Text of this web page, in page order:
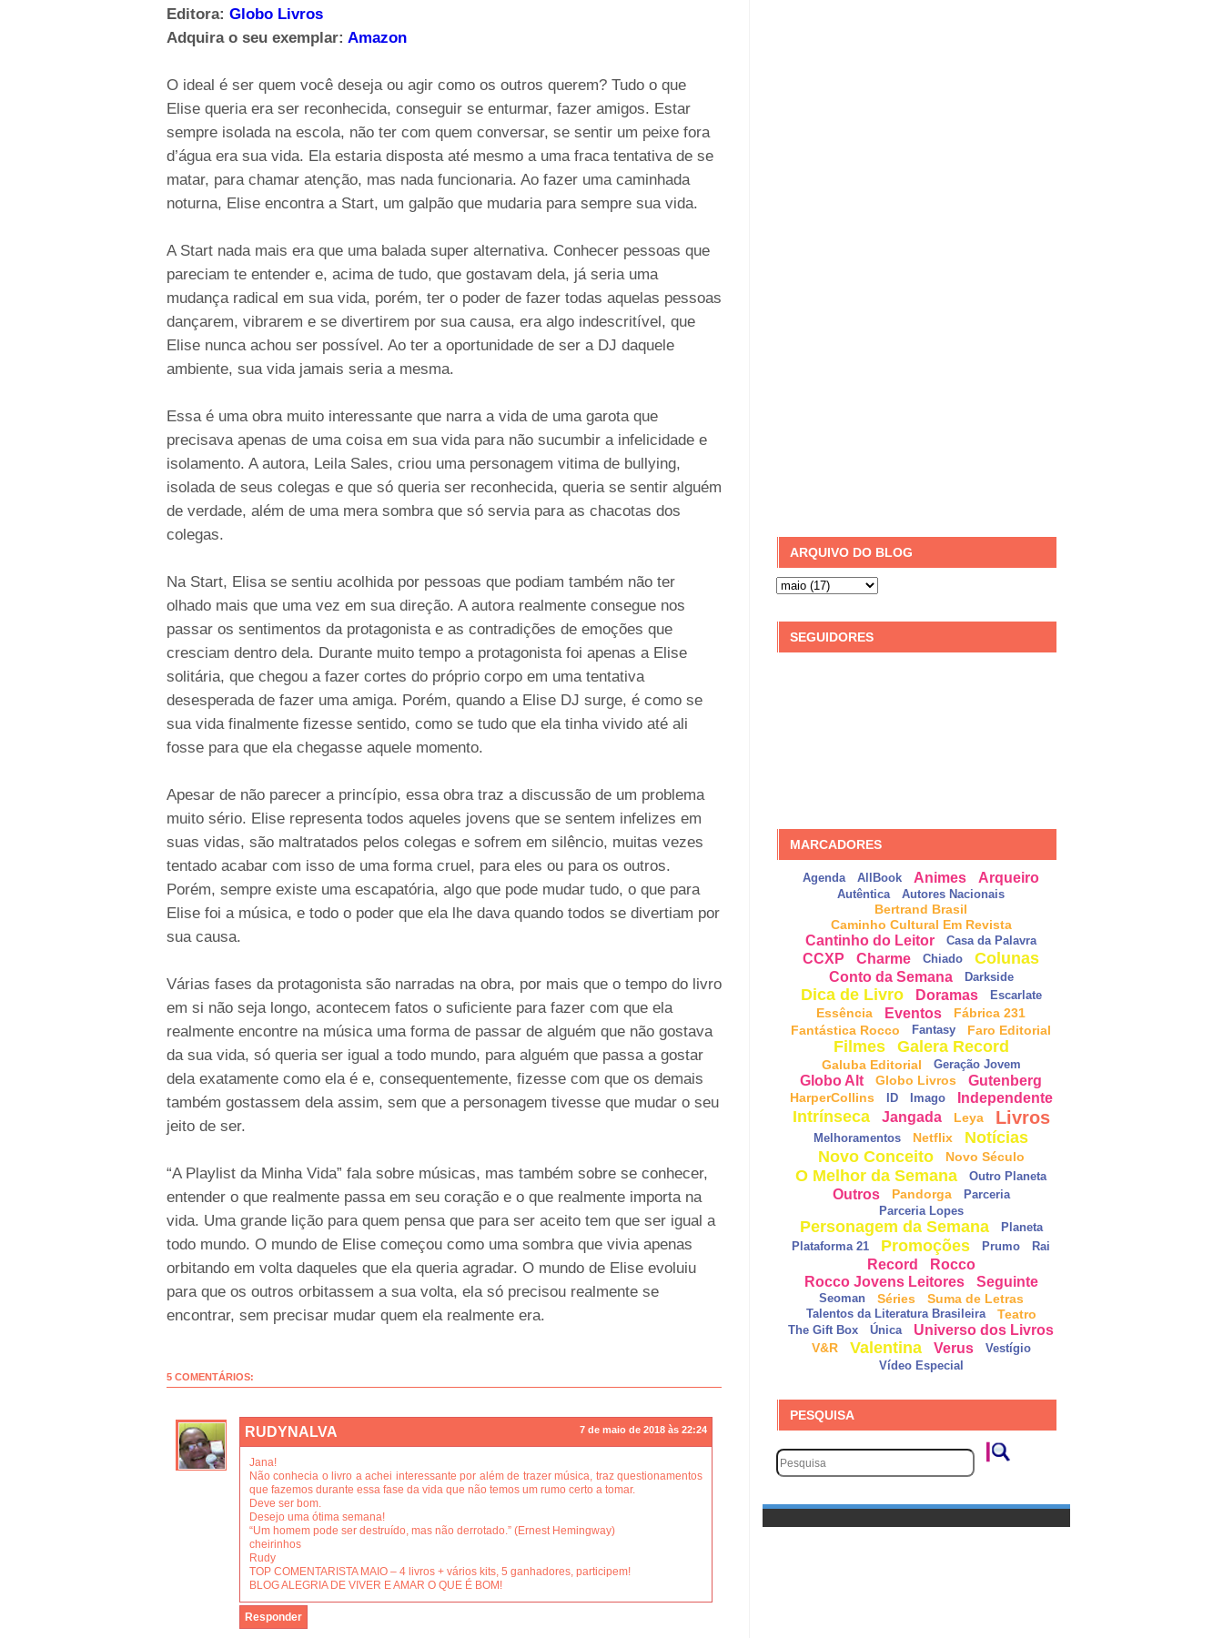
Editora: Globo Livros
Adquira o seu exemplar: Amazon
O ideal é ser quem você deseja ou agir como os outros querem? Tudo o que
Elise queria era ser reconhecida, conseguir se enturmar, fazer amigos. Estar
sempre isolada na escola, não ter com quem conversar, se sentir um peixe fora
d’água era sua vida. Ela estaria disposta até mesmo a uma fraca tentativa de se
matar, para chamar atenção, mas nada funcionaria. Ao fazer uma caminhada
noturna, Elise encontra a Start, um galpão que mudaria para sempre sua vida.
A Start nada mais era que uma balada super alternativa. Conhecer pessoas que
pareciam te entender e, acima de tudo, que gostavam dela, já seria uma
mudança radical em sua vida, porém, ter o poder de fazer todas aquelas pessoas
dançarem, vibrarem e se divertirem por sua causa, era algo indescritível, que
Elise nunca achou ser possível. Ao ter a oportunidade de ser a DJ daquele
ambiente, sua vida jamais seria a mesma.
Essa é uma obra muito interessante que narra a vida de uma garota que
precisava apenas de uma coisa em sua vida para não sucumbir a infelicidade e
isolamento. A autora, Leila Sales, criou uma personagem vitima de bullying,
isolada de seus colegas e que só queria ser reconhecida, queria se sentir alguém
de verdade, além de uma mera sombra que só servia para as chacotas dos
colegas.
Na Start, Elisa se sentiu acolhida por pessoas que podiam também não ter
olhado mais que uma vez em sua direção. A autora realmente consegue nos
passar os sentimentos da protagonista e as contradições de emoções que
cresciam dentro dela. Durante muito tempo a protagonista foi apenas a Elise
solitária, que chegou a fazer cortes do próprio corpo em uma tentativa
desesperada de fazer uma amiga. Porém, quando a Elise DJ surge, é como se
sua vida finalmente fizesse sentido, como se tudo que ela tinha vivido até ali
fosse para que ela chegasse aquele momento.
Apesar de não parecer a princípio, essa obra traz a discussão de um problema
muito sério. Elise representa todos aqueles jovens que se sentem infelizes em
suas vidas, são maltratados pelos colegas e sofrem em silêncio, muitas vezes
tentado acabar com isso de uma forma cruel, para eles ou para os outros.
Porém, sempre existe uma escapatória, algo que pode mudar tudo, o que para
Elise foi a música, e todo o poder que ela lhe dava quando todos se divertiam por
sua causa.
Várias fases da protagonista são narradas na obra, por mais que o tempo do livro
em si não seja longo, acontecem fatos o suficiente para fazer com que ela
realmente encontre na música uma forma de passar de alguém que não gostava
da sua vida, só queria ser igual a todo mundo, para alguém que passa a gostar
dela exatamente como ela é e, consequentemente, fizesse com que os demais
também gostassem dela assim, sem que a personagem tivesse que mudar o seu
jeito de ser.
“A Playlist da Minha Vida” fala sobre músicas, mas também sobre se conhecer,
entender o que realmente passa em seu coração e o que realmente importa na
vida. Uma grande lição para quem pensa que para ser aceito tem que ser igual a
todo mundo. O mundo de Elise começou como uma sombra que vivia apenas
orbitando em volta daqueles que ela queria agradar. O mundo de Elise evoluiu
para que os outros orbitassem a sua volta, ela só precisou realmente se
encontrar, sem precisar mudar quem ela realmente era.
5 COMENTÁRIOS:
RUDYNALVA 7 de maio de 2018 às 22:24
Jana!
Não conhecia o livro a achei interessante por além de trazer música, traz questionamentos
que fazemos durante essa fase da vida que não temos um rumo certo a tomar.
Deve ser bom.
Desejo uma ótima semana!
“Um homem pode ser destruído, mas não derrotado.” (Ernest Hemingway)
cheirinhos
Rudy
TOP COMENTARISTA MAIO – 4 livros + vários kits, 5 ganhadores, participem!
BLOG ALEGRIA DE VIVER E AMAR O QUE É BOM!
Responder
ARQUIVO DO BLOG
SEGUIDORES
MARCADORES
Agenda AllBook Animes Arqueiro
Autêntica Autores Nacionais
Bertrand Brasil
Caminho Cultural Em Revista
Cantinho do Leitor Casa da Palavra
CCXP Charme Chiado Colunas
Conto da Semana Darkside
Dica de Livro Doramas Escarlate
Essência Eventos
Fábrica 231
Fantástica Rocco
Fantasy Faro Editorial
Filmes Galera Record
Galuba Editorial Geração Jovem
Globo Alt Globo Livros Gutenberg
HarperCollins ID Imago Independente
Intrínseca Jangada Leya Livros
Melhoramentos Netflix
Notícias
Novo Conceito
Novo Século
O Melhor da Semana Outro Planeta
Outros Pandorga
Parceria
Parceria Lopes
Personagem da Semana
Planeta
Plataforma 21
Promoções Prumo Rai
Record
Rocco
Rocco Jovens Leitores
Seguinte
Seoman Séries Suma de Letras
Talentos da Literatura Brasileira Teatro
The Gift Box Única Universo dos Livros
V&R Valentina Verus
Vestígio
Vídeo Especial
PESQUISA